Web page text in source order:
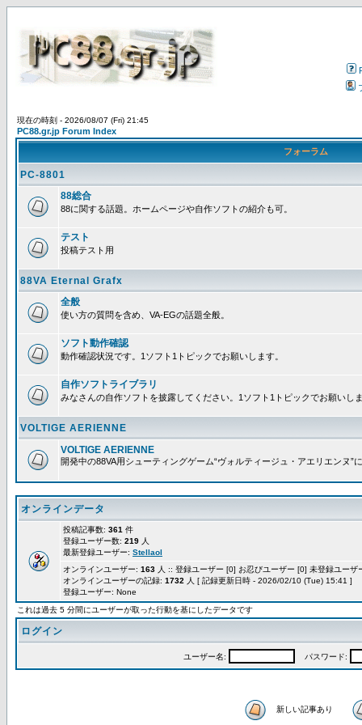
現在の時刻 - 2026/08/07 (Fri) 21:45
PC88.gr.jp Forum Index
フォーラム
PC-8801
88総合
88に関する話題。ホームページや自作ソフトの紹介も可。
テスト
投稿テスト用
88VA Eternal Grafx
全般
使い方の質問を含め、VA-EGの話題全般。
ソフト動作確認
動作確認状況です。1ソフト1トピックでお願いします。
自作ソフトライブラリ
みなさんの自作ソフトを披露してください。1ソフト1トピックでお願いし
VOLTIGE AERIENNE
VOLTIGE AERIENNE
開発中の88VA用シューティングゲーム“ヴォルティージュ・アエリエンヌ”
オンラインデータ
投稿記事数: 361 件
登録ユーザー数: 219 人
最新登録ユーザー: Stellaol
オンラインユーザー: 163 人 :: 登録ユーザー [0] お忍びユーザー [0] 未登録ユー
オンラインユーザーの記録: 1732 人 [ 記録更新日時 - 2026/02/10 (Tue) 15:41 ]
登録ユーザー: None
これは過去 5 分間にユーザーが取った行動を基にしたデータです
ログイン
ユーザー名: パスワード:
新しい記事あり